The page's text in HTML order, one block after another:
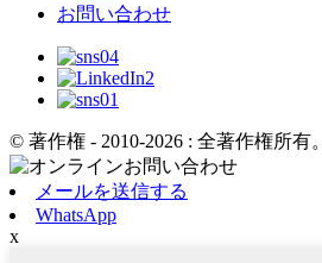
お問い合わせ
© 著作権 - 2010-2026 : 全著作権所有。
メールを送信する
WhatsApp
x